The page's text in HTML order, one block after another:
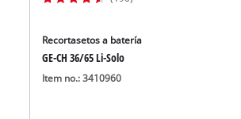
Recortasetos a batería
GE-CH 36/65 Li-Solo
Item no.: 3410960